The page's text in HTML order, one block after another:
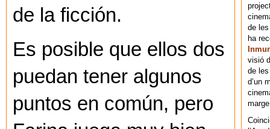
de la ficción.
Es posible que ellos dos
puedan tener algunos
puntos en común, pero
de
ha
visió
de
d’un